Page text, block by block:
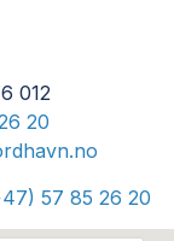
012
20
57 85 26 20